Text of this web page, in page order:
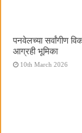
पनवेलच्या सर्वांगीण
आग्रही भूमिका
10th March 2026